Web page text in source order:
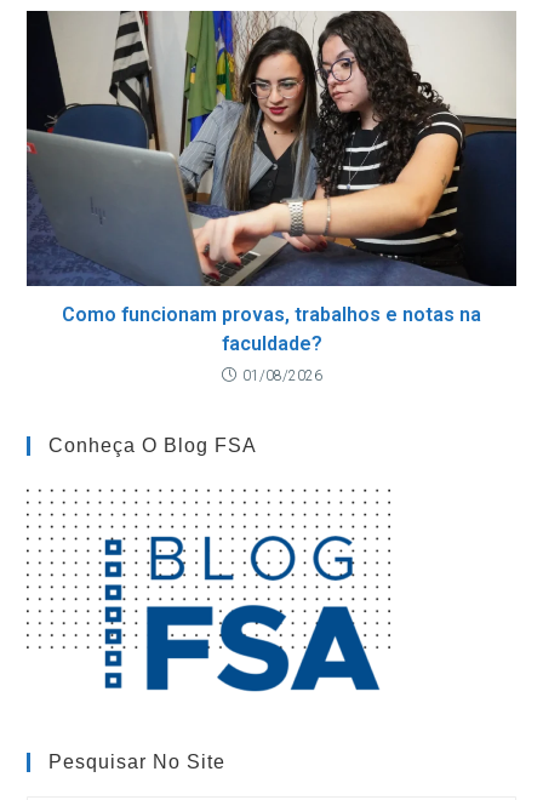
Como funcionam provas, trabalhos e notas na
faculdade?
01/08/2026
Conheça O Blog FSA
Pesquisar No Site